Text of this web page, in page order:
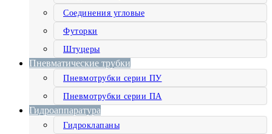
Соединения угловые
Футорки
Штуцеры
Пневматические трубки
Пневмотрубки серии ПУ
Пневмотрубки серии ПА
Гидроаппаратура
Гидроклапаны